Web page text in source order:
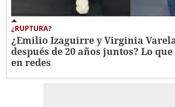
¿RUPTURA?
¿Emilio Izaguirre y Virginia
después de 20 años juntos? Lo
en redes